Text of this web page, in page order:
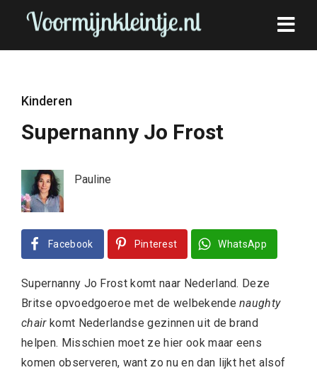
Kinderen
Supernanny Jo Frost
Pauline
Facebook Pinterest WhatsApp
Supernanny Jo Frost komt naar Nederland. Deze
Britse opvoedgoeroe met de welbekendenaughty
chair komt Nederlandse gezinnen uit de brand
helpen. Misschien moet ze hier ook maar eens
komen observeren, want zo nu en dan lijkt het alsof